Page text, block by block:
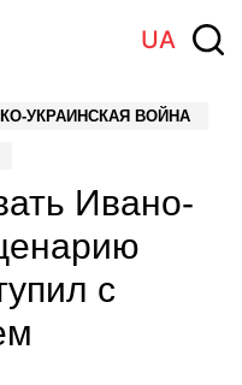
UA
УКРАИНСКАЯ ВОЙНА
Ивано-
с